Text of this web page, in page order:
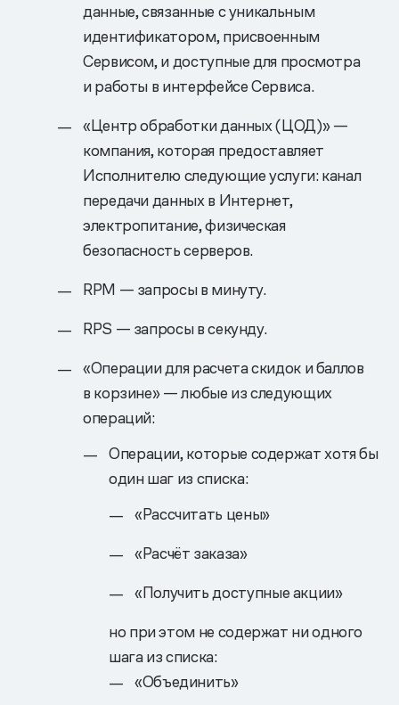
данные, связанные с уникальным
идентификатором, присвоенным
Сервисом, и доступные для просмотра
и работы в интерфейсе Сервиса.
«Центр обработки данных (ЦОД)» —
компания, которая предоставляет
Исполнителю следующие услуги: канал
передачи данных в Интернет,
электропитание, физическая
безопасность серверов.
RPM — запросы в минуту.
RPS — запросы в секунду.
«Операции для расчета скидок и баллов
в корзине» — любые из следующих
операций:
Операции, которые содержат хотя бы
один шаг из списка:
«Рассчитать цены»
«Расчёт заказа»
«Получить доступные акции»
но при этом не содержат ни одного
шага из списка:
«Объединить»